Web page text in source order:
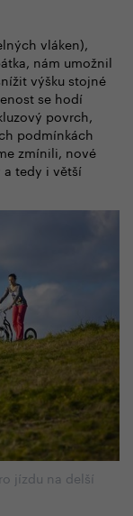
vláken),
nám umožnil
výšku stojné
se hodí
povrch,
podmínkách
zmínili, nové
tedy i větší
jízdu na delší